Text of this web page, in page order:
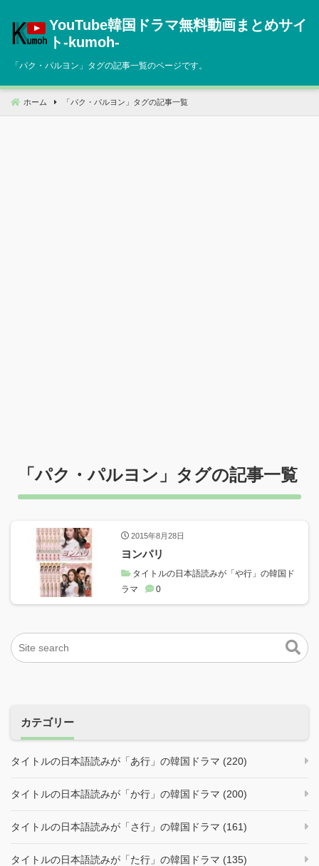
へ
動
YouTube韓国ドラマ無料動画まとめサイ
ト‐kumoh‐
「パク・パルヨン 」タグの記事一覧のページです。
ホーム 「 パク・パルヨン 」タグの記事一覧
「パク・パルヨン 」タグの記事一覧
2015年8月28日
ヨンパリ
タイトルの日本語読みが「や行」の韓国ド
ラマ
0
カテゴリー
タイトルの日本語読みが「あ行」の韓国ドラマ (220)
タイトルの日本語読みが「か行」の韓国ドラマ (200)
タイトルの日本語読みが「さ行」の韓国ドラマ (161)
タイトルの日本語読みが「た行」の韓国ドラマ (135)